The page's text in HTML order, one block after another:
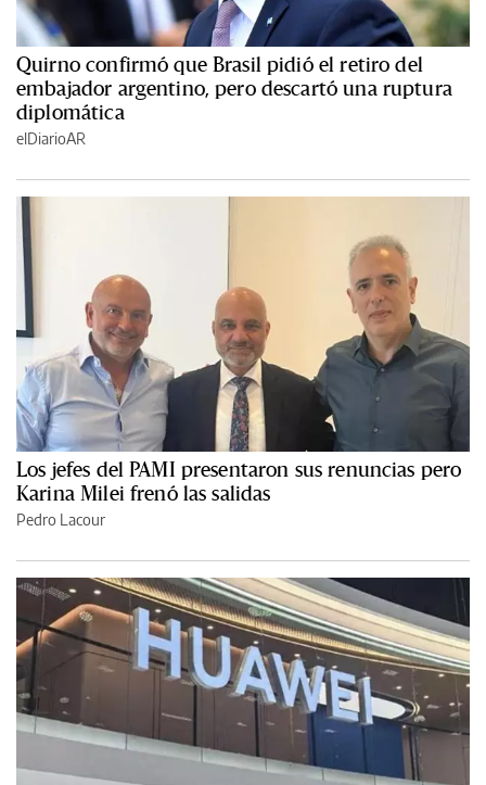
Quirno confirmó que Brasil pidió el retiro del
embajador argentino, pero descartó una ruptura
diplomática
elDiarioAR
Los jefes del PAMI presentaron sus renuncias pero
Karina Milei frenó las salidas
Pedro Lacour